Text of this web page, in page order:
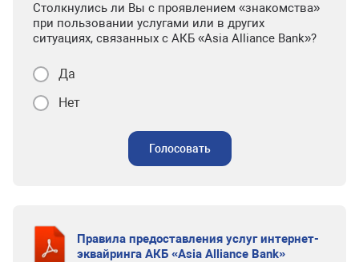
Столкнулись ли Вы с проявлением «знакомства»
при пользовании услугами или в других
ситуациях, связанных с АКБ «Asia Alliance Bank»?
Да
Нет
Голосовать
Правила предоставления услуг интернет-
эквайринга АКБ «Asia Alliance Bank»